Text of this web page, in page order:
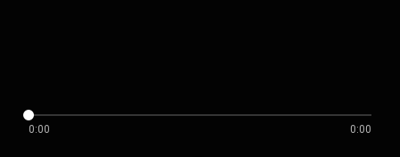
0:00 0:00